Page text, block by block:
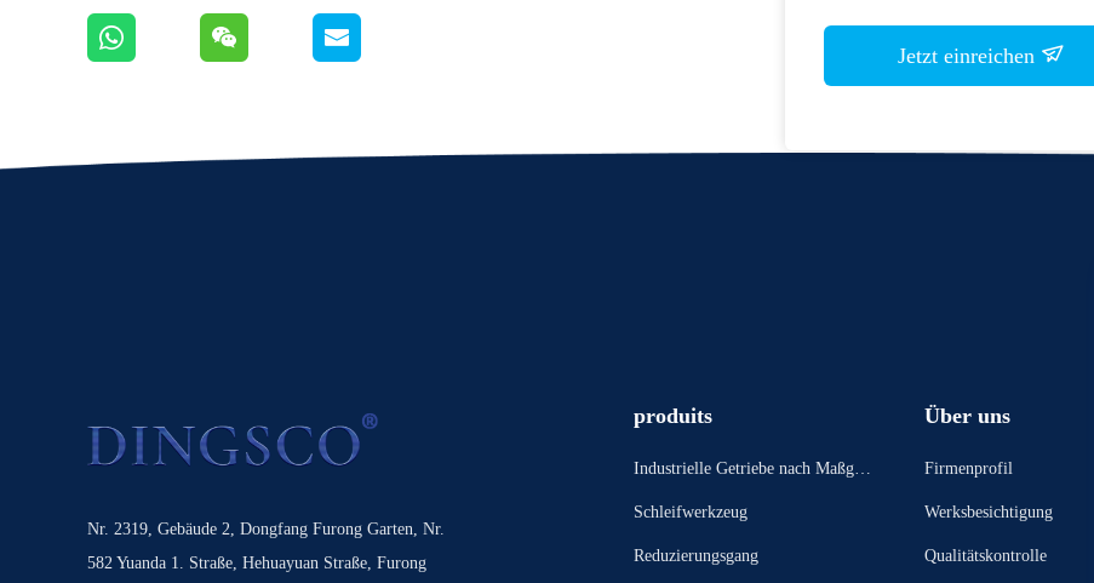
Jetzt einreichen
Nr. 2319, Gebäude 2, Dongfang Furong Garten, Nr.
582 Yuanda 1. Straße, Hehuayuan Straße, Furong
produits
Industrielle Getriebe nach Maßgab
Schleifwerkzeug
Reduzierungsgang
Über uns
Firmenprofil
Werksbesichtigung
Qualitätskontrolle